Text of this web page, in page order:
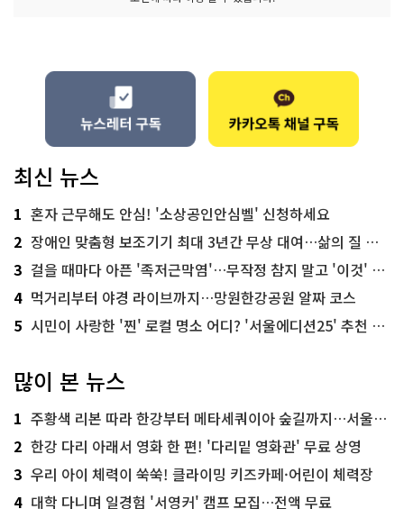
최신 뉴스
1 혼자 근무해도 안심! '소상공인안심벨' 신청하세요
2 장애인 맞춤형 보조기기 최대 3년간 무상 대여…삶의 질 높인다
3 걸을 때마다 아픈 '족저근막염'…무작정 참지 말고 '이것' 해보세요!
4 먹거리부터 야경 라이브까지…망원한강공원 알짜 코스
5 시민이 사랑한 '찐' 로컬 명소 어디? '서울에디션25' 추천 코스
많이 본 뉴스
1 주황색 리본 따라 한강부터 메타세쿼이아 숲길까지…서울둘레길 15코스
2 한강 다리 아래서 영화 한 편! '다리밑 영화관' 무료 상영
3 우리 아이 체력이 쑥쑥! 클라이밍 키즈카페·어린이 체력장
4 대학 다니며 일경험 '서영커' 캠프 모집…전액 무료